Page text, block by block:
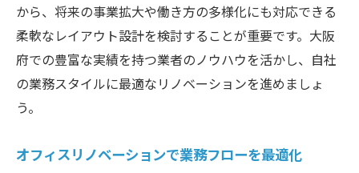
から、将来の事業拡大や働き方の多様化にも対応できる
柔軟なレイアウト設計を検討することが重要です。大阪
府での豊富な実績を持つ業者のノウハウを活かし、自社
の業務スタイルに最適なリノベーションを進めましょ
う。
オフィスリノベーションで業務フローを最適化